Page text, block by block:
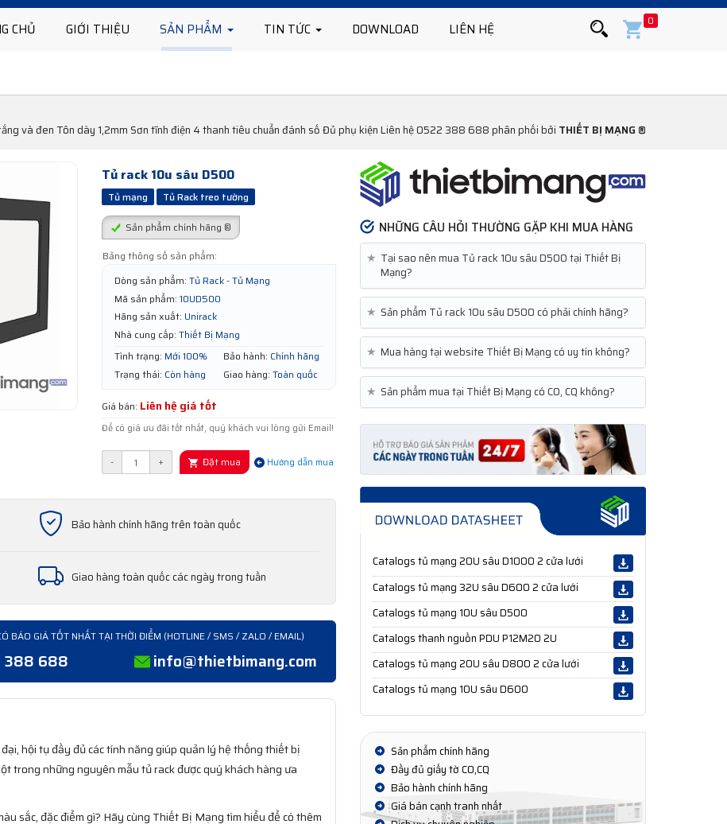
CHỦ GIỚI THIỆU SẢN PHẨM TIN TỨC DOWNLOAD LIÊN HỆ 0
và đen Tôn dày 1,2mm Sơn tĩnh điện 4 thanh tiêu chuẩn đánh số Đủ phụ kiện Liên hệ 0522 388 688 phân phối bởi THIẾT BỊ MẠNG ®
Tủ rack 10u sâu D500
Tủ mạng
Tủ Rack treo tường
Sản phẩm chính hãng ®
Bảng thông số sản phẩm:
Dòng sản phẩm: Tủ Rack - Tủ Mạng
Mã sản phẩm: 10UD500
Hãng sản xuất: Unirack
Nhà cung cấp: Thiết Bị Mạng
Tình trạng: Mới 100% Bảo hành: Chính hãng
Trạng thái: Còn hàng Giao hàng: Toàn quốc
Giá bán: Liên hệ giá tốt
Để có giá ưu đãi tốt nhất, quý khách vui lòng gửi Email!
- + Đặt mua Hướng dẫn mua
Bảo hành chính hãng trên toàn quốc
Giao hàng toàn quốc các ngày trong tuần
BÁO GIÁ TỐT NHẤT TẠI THỜI ĐIỂM (HOTLINE / SMS / ZALO / EMAIL)
388 688 info@thietbimang.com
hội tụ đầy đủ các tính năng giúp quản lý hệ thống thiết bị
trong những nguyên mẫu tủ rack được quý khách hàng ưa
sắc, đặc điểm gì? Hãy cùng Thiết Bị Mạng tìm hiểu để có thêm
NHỮNG CÂU HỎI THƯỜNG GẶP KHI MUA HÀNG
★ Tại sao nên mua Tủ rack 10u sâu D500 tại Thiết Bị
Mạng?
★ Sản phẩm Tủ rack 10u sâu D500 có phải chính hãng?
★ Mua hàng tại website Thiết Bị Mạng có uy tín không?
★ Sản phẩm mua tại Thiết Bị Mạng có CO, CQ không?
Catalogs tủ mạng 20U sâu D1000 2 cửa lưới
Catalogs tủ mạng 32U sâu D600 2 cửa lưới
Catalogs tủ mạng 10U sâu D500
Catalogs thanh nguồn PDU P12M20 2U
Catalogs tủ mạng 20U sâu D800 2 cửa lưới
Catalogs tủ mạng 10U sâu D600
Sản phẩm chính hãng
Đầy đủ giấy tờ CO,CQ
Bảo hành chính hãng
Giá bán cạnh tranh nhất